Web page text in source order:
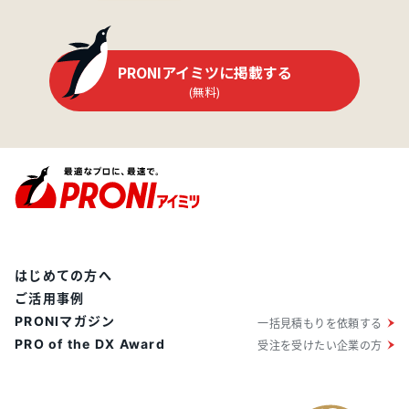
PRONIアイミツに掲載する
(無料)
はじめての方へ
ご活用事例
PRONIマガジン
PRO of the DX Award
一括見積もりを依頼する
受注を受けたい企業の方